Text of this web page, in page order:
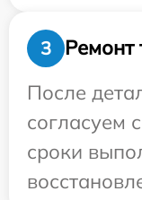
3
Ремонт
После
согласуем
сроки